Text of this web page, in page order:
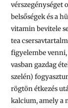
vérszegénységet
belsőségek és a
vitamin bevitele
tea
figyelembe
vasban gazdag
szelén)
rögtön étkezés
kalcium, amely a